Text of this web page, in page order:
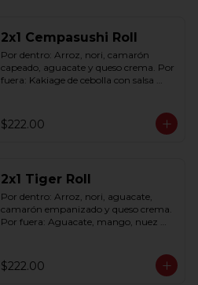
2x1 Cempasushi Roll
Por dentro: Arroz, nori, camarón
capeado, aguacate y queso crema. Por
fuera: Kakiage de cebolla con salsa
$222.00
2x1 Tiger Roll
Por dentro: Arroz, nori, aguacate,
camarón empanizado y queso crema.
Por fuera: Aguacate, mango, nuez
$222.00